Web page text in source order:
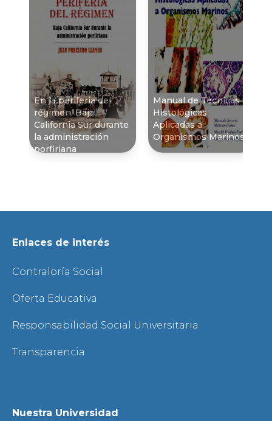
En la periferia del
régimen. Baja
California Sur durante
la administración
porfiriana
Manual de Técnicas
Histológicas
Aplicadas a
Organismos Marinos
Enlaces de interés
Contraloría Social
Oferta Educativa
Responsabilidad Social Universitaria
Transparencia
Nuestra Universidad